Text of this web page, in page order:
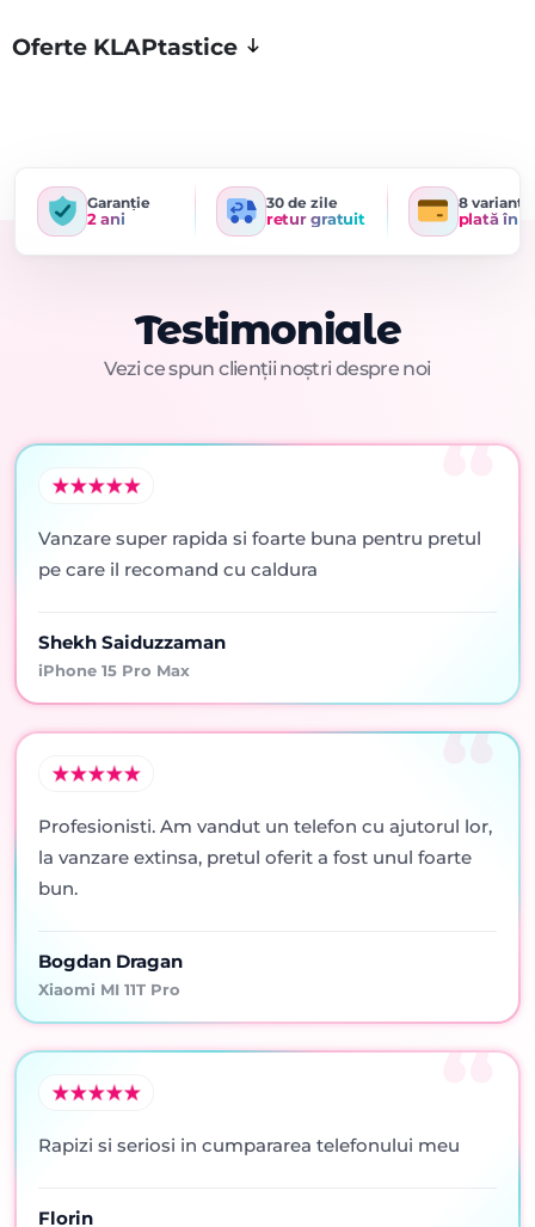
Oferte KLAPtastice
Garanție
2 ani
30 de zile
retur gratuit
8 variante
plată în
Testimoniale
Vezi ce spun clienții noștri despre noi
Vanzare super rapida si foarte buna pentru pretul
pe care il recomand cu caldura
Shekh Saiduzzaman
iPhone 15 Pro Max
Profesionisti. Am vandut un telefon cu ajutorul lor,
la vanzare extinsa, pretul oferit a fost unul foarte
bun.
Bogdan Dragan
Xiaomi MI 11T Pro
Rapizi si seriosi in cumpararea telefonului meu
Florin